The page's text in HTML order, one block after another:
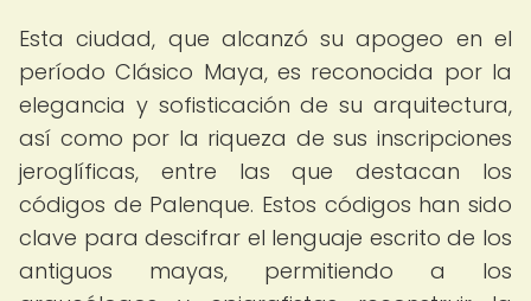
Esta ciudad, que alcanzó su apogeo en el
período Clásico Maya, es reconocida por la
elegancia y sofisticación de su arquitectura,
así como por la riqueza de sus inscripciones
jeroglíficas, entre las que destacan los
códigos de Palenque. Estos códigos han sido
clave para descifrar el lenguaje escrito de los
antiguos mayas, permitiendo a los